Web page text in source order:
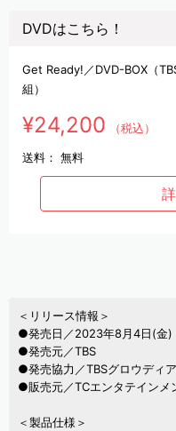
DVDはこちら！
Get Ready!／DVD-BOX（
組）
¥24,200 （税込）
送料： 無料
＜リリース情報＞
●発売日／2023年8月4日(金)
●発売元／TBS
●発売協力／TBSグロウディア
●販売元／TCエンタテインメ
＜製品仕様＞